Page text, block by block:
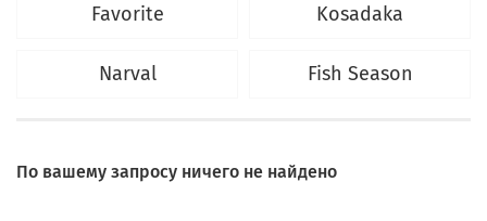
Favorite Kosadaka
Narval Fish Season
По вашему запросу ничего не найдено